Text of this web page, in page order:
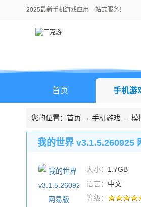
2025最新手机游戏应用一站式服务！
首页 手机游
您的位置： 首页 → 手机游戏 → 模
我的世界 v3.1.5.260925
大小： 1.7GB
语言： 中文
等级：